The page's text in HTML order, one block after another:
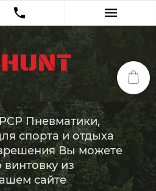
Пневматики,
спорта и отдыха
Вы можете
из
сайте